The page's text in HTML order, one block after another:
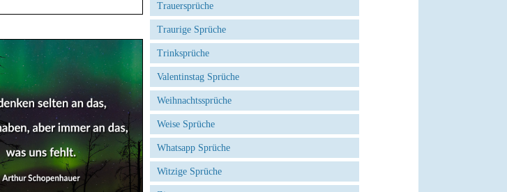
Trauersprüche
Traurige Sprüche
Trinksprüche
Valentinstag Sprüche
Weihnachtssprüche
Weise Sprüche
Whatsapp Sprüche
Witzige Sprüche